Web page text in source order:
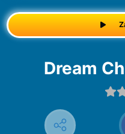
Dream